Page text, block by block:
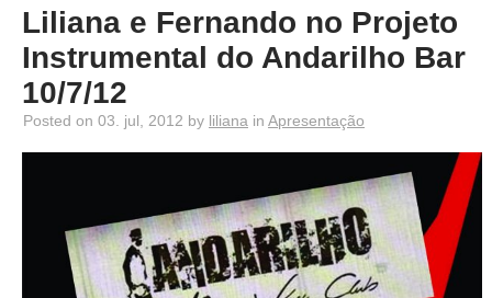
Liliana e Fernando no Projeto
Instrumental do Andarilho Bar
10/7/12
Posted on 03. jul, 2012 by liliana in Apresentação